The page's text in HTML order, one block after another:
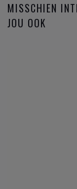
MISSCHIEN
JOU OOK